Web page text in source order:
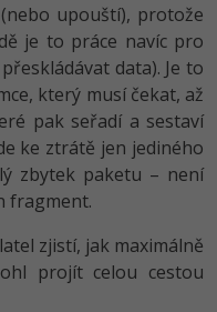
upouští), protože
je to práce navíc pro
data). Je to
který musí čekat, až
pak seřadí a sestaví
ke ztrátě jen jediného
zbytek paketu – není
fragment.
zjistí, jak maximálně
projít celou cestou